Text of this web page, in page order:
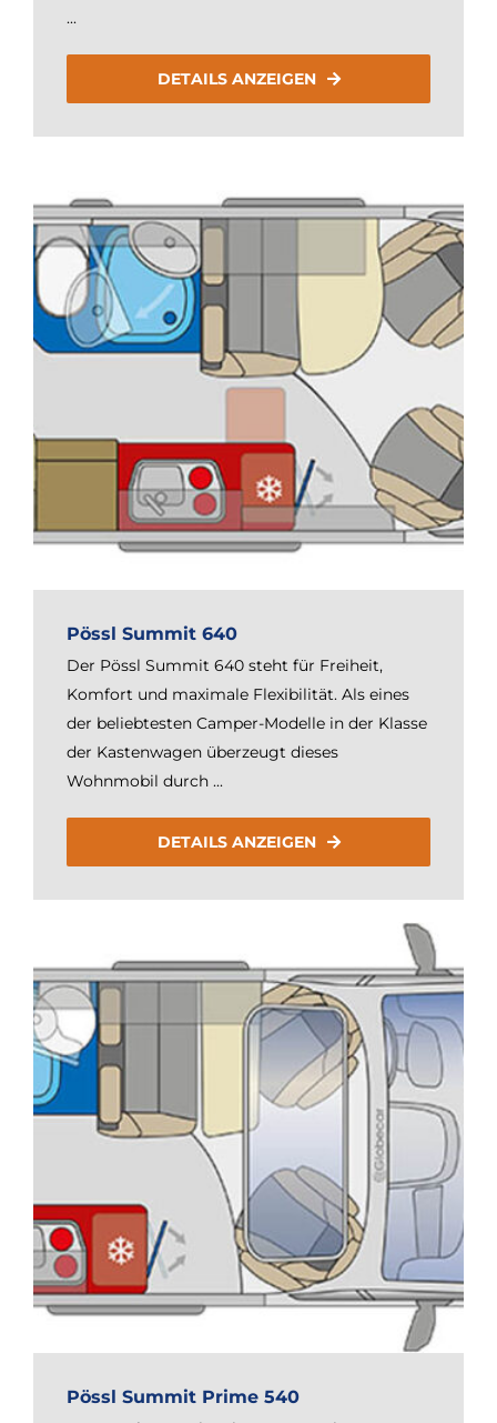
...
DETAILS ANZEIGEN
Pössl Summit 640
Der Pössl Summit 640 steht für Freiheit,
Komfort und maximale Flexibilität. Als eines
der beliebtesten Camper-Modelle in der Klasse
der Kastenwagen überzeugt dieses
Wohnmobil durch ...
DETAILS ANZEIGEN
Pössl Summit Prime 540